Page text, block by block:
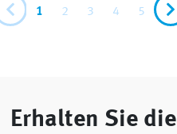
1 2 3 4 5
Erhalten Sie